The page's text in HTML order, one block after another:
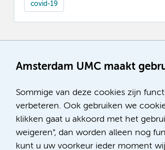
Amsterdam UMC maakt
Sommige van deze cookies zijn
verbeteren. Ook gebruiken we
klikken gaat u akkoord met het
weigeren", dan worden alleen nog
kunt u uw voorkeur ieder moment
covid-19